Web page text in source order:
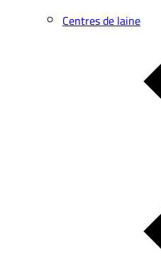
Centres de laine